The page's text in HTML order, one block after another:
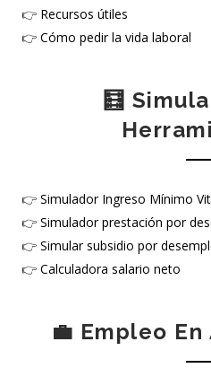
👉 Recursos útiles
👉 Cómo pedir la vida laboral
🧮
👉 Simulador Ingreso Mínimo
👉 Simulador prestación por
👉 Simular subsidio por
👉 Calculadora salario neto
💼 Empleo